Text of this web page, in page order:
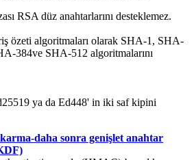
RSA düz anahtarlarını desteklemez.
özeti algoritmaları olarak SHA-1, SHA-
384ve SHA-512 algoritmalarını
ya da Ed448' in iki saf kipini
daha sonra genişlet anahtar